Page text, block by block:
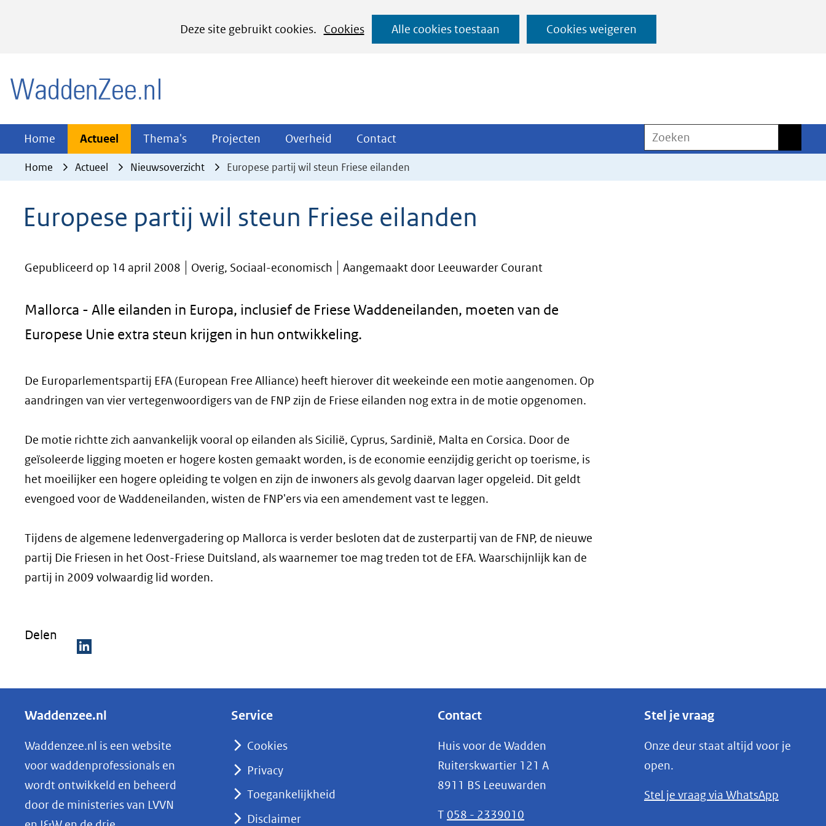
Deze site gebruikt cookies.
Cookies
het
cookies
website
worden
Alle cookies toestaan Cookies weigeren
Ga
naar
Home Actueel Actueel
Uitklappen
Thema's Thema's
Uitklappen
Projecten Projecten
Uitklappen
Overheid Overheid
Uitklappen
Contact
Uitklappen
Zoeken
Home Actueel Nieuwsoverzicht Europese partij wil steun Friese eilanden
Europese partij wil steun Friese eilanden
Gepubliceerd op 14 april 2008 Overig, Sociaal-economisch Aangemaakt door Leeuwarder Courant
Mallorca - Alle eilanden in Europa, inclusief de Friese Waddeneilanden, moeten van de
Europese Unie extra steun krijgen in hun ontwikkeling.
De Europarlementspartij EFA (European Free Alliance) heeft hierover dit weekeinde een motie aangenomen. Op
aandringen van vier vertegenwoordigers van de FNP zijn de Friese eilanden nog extra in de motie opgenomen.
De motie richtte zich aanvankelijk vooral op eilanden als Sicilië, Cyprus, Sardinië, Malta en Corsica. Door de
geïsoleerde ligging moeten er hogere kosten gemaakt worden, is de economie eenzijdig gericht op toerisme, is
het moeilijker een hogere opleiding te volgen en zijn de inwoners als gevolg daarvan lager opgeleid. Dit geldt
evengoed voor de Waddeneilanden, wisten de FNP'ers via een amendement vast te leggen.
Tijdens de algemene ledenvergadering op Mallorca is verder besloten dat de zusterpartij van de FNP, de nieuwe
partij Die Friesen in het Oost-Friese Duitsland, als waarnemer toe mag treden tot de EFA. Waarschijnlijk kan de
partij in 2009 volwaardig lid worden.
Delen
e
e
n
o
p
L
Waddenzee.nl
Waddenzee.nl is een website
voor waddenprofessionals en
wordt ontwikkeld en beheerd
door de ministeries van LVVN
Service
Cookies
Privacy
Toegankelijkheid
Disclaimer
Contact
Huis voor de Wadden
Ruiterskwartier 121 A
8911 BS Leeuwarden
T 058 - 2339010
Stel je vraag
Onze deur staat altijd voor je
open.
Stel je vraag via WhatsApp